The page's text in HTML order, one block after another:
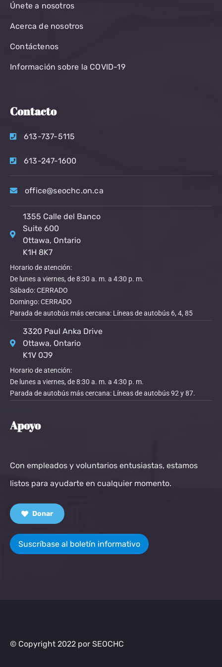
Únete a nosotros
Acerca de nosotros
Contáctenos
Información sobre la COVID-19
Contacto
613-737-5115
613-247-1600
office@seochc.on.ca
1355 Calle del Banco
Suite 600
Ottawa, Ontario
K1H 8K7
Horario de atención:
De lunes a viernes, de 8:30 a. m. a 4:30 p. m.
Sábado: CERRADO
Domingo: CERRADO
Parada de autobús más cercana: Líneas de autobús 6, 4, 85
3320 Paul Anka Drive
Ottawa, Ontario
K1V 0J9
Horario de atención:
De lunes a viernes, de 8:30 a. m. a 4:30 p. m.
Parada de autobús más cercana: Líneas de autobús 92 y 87.
Apoyo
Con empleados y voluntarios entusiastas, estamos
listos para ayudarte en cualquier momento.
Donar
Suscríbase al boletín informativo
© Copyright 2022 por SEOCHC